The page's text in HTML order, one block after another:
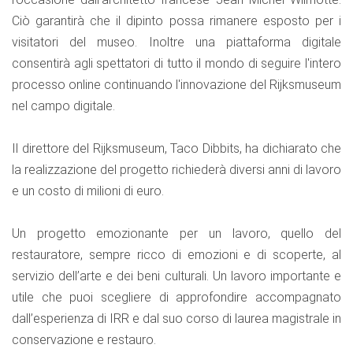
Ciò garantirà che il dipinto possa rimanere esposto per i
visitatori del museo. Inoltre una piattaforma digitale
consentirà agli spettatori di tutto il mondo di seguire l'intero
processo online continuando l'innovazione del Rijksmuseum
nel campo digitale.
Il direttore del Rijksmuseum, Taco Dibbits, ha dichiarato che
la realizzazione del progetto richiederà diversi anni di lavoro
e un costo di milioni di euro.
Un progetto emozionante per un lavoro, quello del
restauratore, sempre ricco di emozioni e di scoperte, al
servizio dell’arte e dei beni culturali. Un lavoro importante e
utile che puoi scegliere di approfondire accompagnato
dall’esperienza di IRR e dal suo corso di laurea magistrale in
conservazione e restauro.